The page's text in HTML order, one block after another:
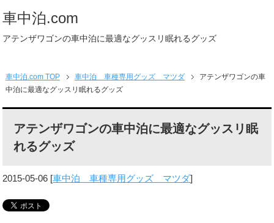
車中泊.com
アテンザワゴンの車中泊に最適なグッスリ眠れるグッズ
車中泊.com TOP 車中泊 車種専用グッズ マツダ
アテンザワゴンの車
中泊に最適なグッスリ眠れるグッズ
アテンザワゴンの車中泊に最適なグッスリ眠
れるグッズ
2015-05-06 [車中泊 車種専用グッズ マツダ]